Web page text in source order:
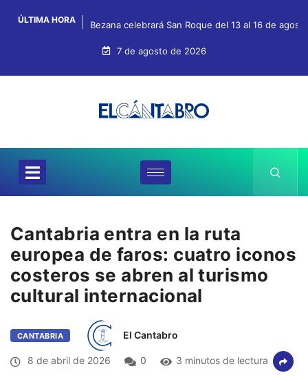
ÚLTIMA HORA Bezana celebrará San Roque del 13 al 16 de
7 de agosto de 2026
Cantabria entra en la ruta
europea de faros: cuatro iconos
costeros se abren al turismo
cultural internacional
CANTABRIA El Cantabro
8 de abril de 2026 0 3 minutos de lectura